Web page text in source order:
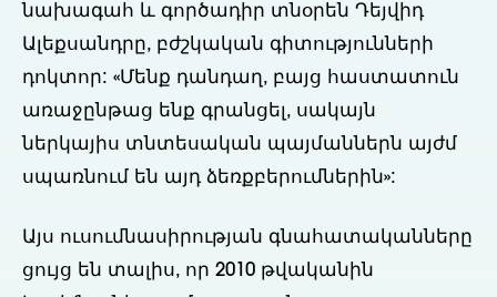
նախագահ և գործադիր տնօրեն Դեյվիդ
Ալեքսանդրը, բժշկական գիտությունների
դոկտոր: «Մենք դանդաղ, բայց հաստատուն
առաջընթաց ենք գրանցել, սակայն
ներկայիս տնտեսական պայմաններն այժմ
սպառնում են այդ ձեռքբերումներին»:
Այս ուսումնասիրության գնահատականները
ցույց են տալիս, որ 2010 թվականին